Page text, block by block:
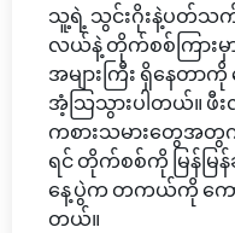
သူ့ရဲ့ သွင်းဂိုးနဲ့ပတ်သက်
လယ်နဲ့ တိုက်စစ်ကြား
အများကြီး ရှိနေတ
အံ့သြသွားပါတယ်။ ဖီ
ကစားသမားတွေအတွ
ရင် တိုက်စစ်ကို မြန်မြ
နေ့ပွဲက တကယ်ကို ကော
တယ်။